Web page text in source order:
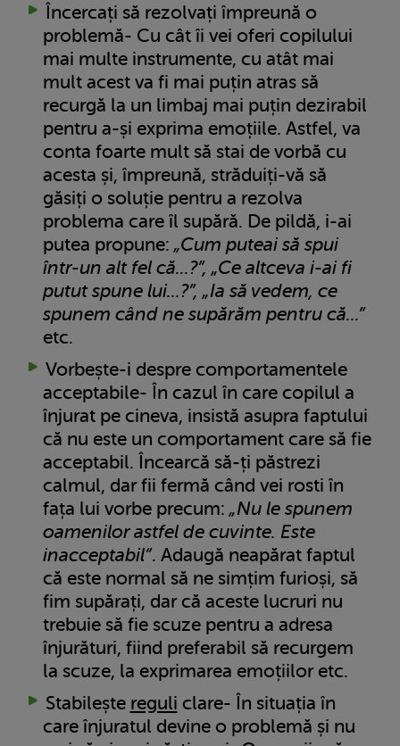
Încercați să rezolvați împreună o
problemă- Cu cât îi vei oferi copilului
mai multe instrumente, cu atât mai
mult acest va fi mai puțin atras să
recurgă la un limbaj mai puțin dezirabil
pentru a-și exprima emoțiile. Astfel, va
conta foarte mult să stai de vorbă cu
acesta și, împreună, străduiți-vă să
găsiți o soluție pentru a rezolva
problema care îl supără. De pildă, i-ai
putea propune: „Cum puteai să spui
într-un alt fel că...?”, „Ce altceva i-ai fi
putut spune lui...?”, „Ia să vedem, ce
spunem când ne supărăm pentru că...”
etc.
Vorbește-i despre comportamentele
acceptabile- În cazul în care copilul a
înjurat pe cineva, insistă asupra faptului
că nu este un comportament care să fie
acceptabil. Încearcă să-ți păstrezi
calmul, dar fii fermă când vei rosti în
fața lui vorbe precum: „Nu le spunem
oamenilor astfel de cuvinte. Este
inacceptabil”. Adaugă neapărat faptul
că este normal să ne simțim furioși, să
fim supărați, dar că aceste lucruri nu
trebuie să fie scuze pentru a adresa
înjurături, fiind preferabil să recurgem
la scuze, la exprimarea emoțiilor etc.
Stabilește reguli clare- În situația în
care înjuratul devine o problemă și nu